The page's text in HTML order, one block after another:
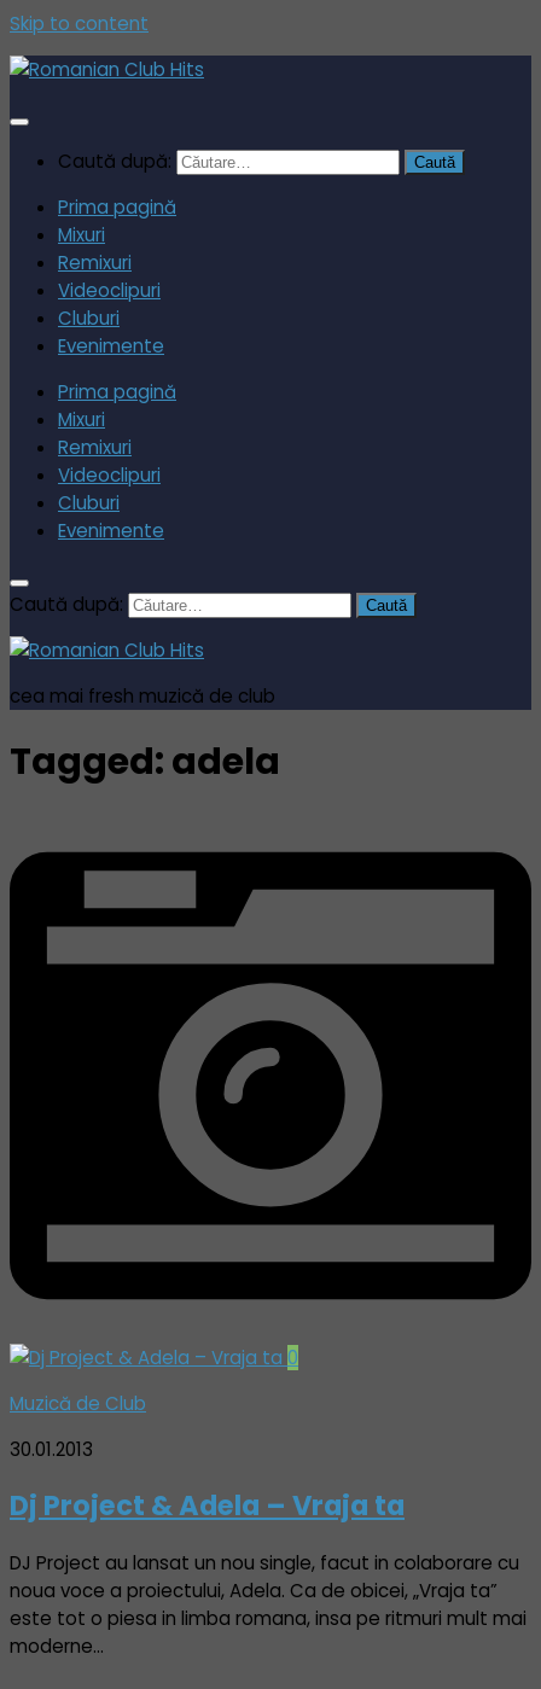
Skip to content
Caută după:
Prima pagină
Mixuri
Remixuri
Videoclipuri
Cluburi
Evenimente
Prima pagină
Mixuri
Remixuri
Videoclipuri
Cluburi
Evenimente
Caută după:
cea mai fresh muzică de club
Tagged:adela
0
Muzică de Club
30.01.2013
Dj Project & Adela – Vraja ta
DJ Project au lansat un nou single, facut in colaborare cu
noua voce a proiectului, Adela. Ca de obicei, „Vraja ta”
este tot o piesa in limba romana, insa pe ritmuri mult mai
moderne…